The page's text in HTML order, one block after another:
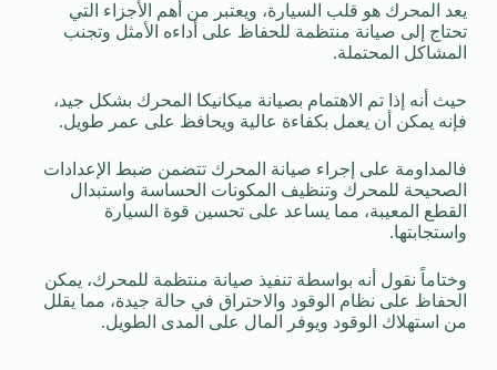
يعد المحرك هو قلب السيارة، ويعتبر من أهم الأجزاء التي
تحتاج إلى صيانة منتظمة للحفاظ على أداءه الأمثل وتجنب
المشاكل المحتملة.
حيث أنه إذا تم الاهتمام بصيانة ميكانيكا المحرك بشكل جيد،
فإنه يمكن أن يعمل بكفاءة عالية ويحافظ على عمر طويل.
فالمداومة على إجراء صيانة المحرك تتضمن ضبط الإعدادات
الصحيحة للمحرك وتنظيف المكونات الحساسة واستبدال
القطع المعيبة، مما يساعد على تحسين قوة السيارة
واستجابتها.
وختاماً نقول أنه بواسطة تنفيذ صيانة منتظمة للمحرك، يمكن
الحفاظ على نظام الوقود والاحتراق في حالة جيدة، مما يقلل
من استهلاك الوقود ويوفر المال على المدى الطويل.